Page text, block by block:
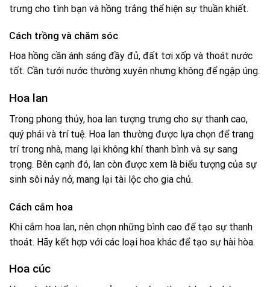
trưng cho tình bạn và hồng trắng thể hiện sự thuần khiết.
Cách trồng và chăm sóc
Hoa hồng cần ánh sáng đầy đủ, đất tơi xốp và thoát nước
tốt. Cần tưới nước thường xuyên nhưng không để ngập úng.
Hoa lan
Trong phong thủy, hoa lan tượng trưng cho sự thanh cao,
quý phái và trí tuệ. Hoa lan thường được lựa chọn để trang
trí trong nhà, mang lại không khí thanh bình và sự sang
trọng. Bên cạnh đó, lan còn được xem là biểu tượng của sự
sinh sôi nảy nở, mang lại tài lộc cho gia chủ.
Cách cắm hoa
Khi cắm hoa lan, nên chọn những bình cao để tạo sự thanh
thoát. Hãy kết hợp với các loại hoa khác để tạo sự hài hòa.
Hoa cúc